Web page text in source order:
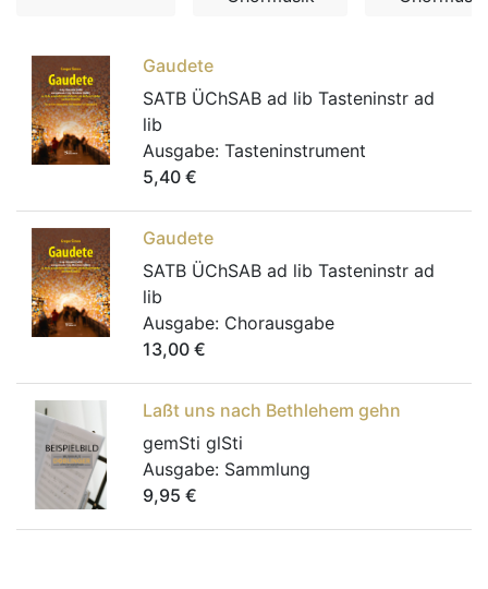
Gaudete
SATB ÜChSAB ad lib Tasteninstr ad
lib
Ausgabe: Tasteninstrument
5,40 €
Gaudete
SATB ÜChSAB ad lib Tasteninstr ad
lib
Ausgabe: Chorausgabe
13,00 €
Laßt uns nach Bethlehem gehn
gemSti glSti
Ausgabe: Sammlung
9,95 €